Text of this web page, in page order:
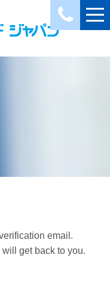
email.
get back to you.